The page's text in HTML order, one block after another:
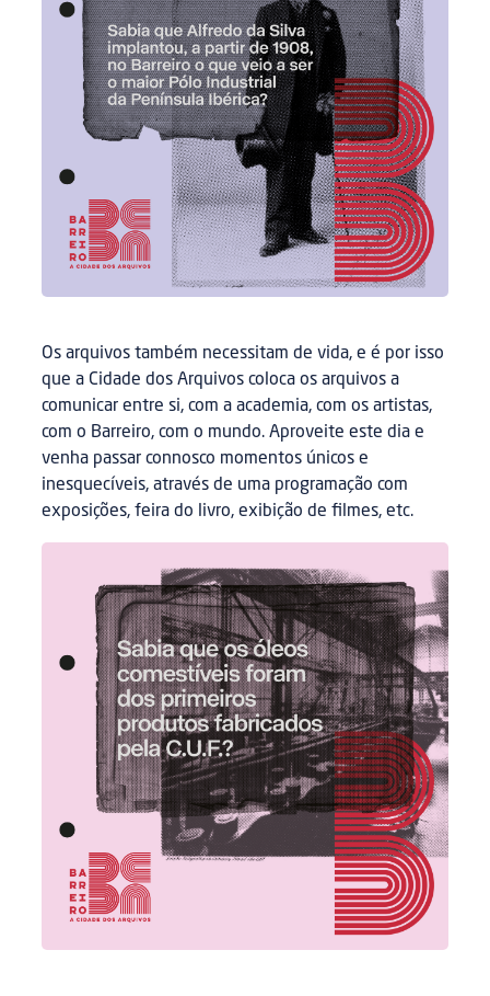
Os arquivos também necessitam de vida, e é por isso
que a Cidade dos Arquivos coloca os arquivos a
comunicar entre si, com a academia, com os artistas,
com o Barreiro, com o mundo. Aproveite este dia e
venha passar connosco momentos únicos e
inesquecíveis, através de uma programação com
exposições, feira do livro, exibição de filmes, etc.